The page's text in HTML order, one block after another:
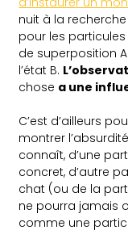
nuit à la
pour les particules
de superposition
l’état B.
chose a une
C’est d’ailleurs
montrer
connaît, d’une
concret, d’autre
chat (ou de la
ne pourra jamais
comme une